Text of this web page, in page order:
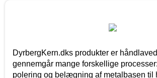
DyrbergKern.dks produkter er
gennemgår mange forskellige
polering og belægning af metalbasen til